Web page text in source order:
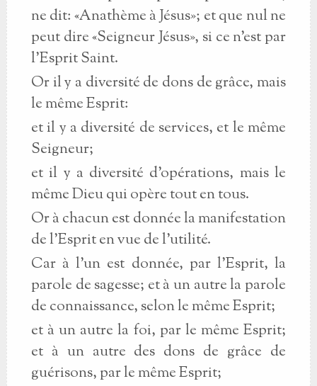
ne dit: «Anathème à Jésus»; et que nul ne
peut dire «Seigneur Jésus», si ce n’est par
l’Esprit Saint.
Or il y a diversité de dons de grâce, mais
le même Esprit:
et il y a diversité de services, et le même
Seigneur;
et il y a diversité d’opérations, mais le
même Dieu qui opère tout en tous.
Or à chacun est donnée la manifestation
de l’Esprit en vue de l’utilité.
Car à l’un est donnée, par l’Esprit, la
parole de sagesse; et à un autre la parole
de connaissance, selon le même Esprit;
et à un autre la foi, par le même Esprit;
et à un autre des dons de grâce de
guérisons, par le même Esprit;